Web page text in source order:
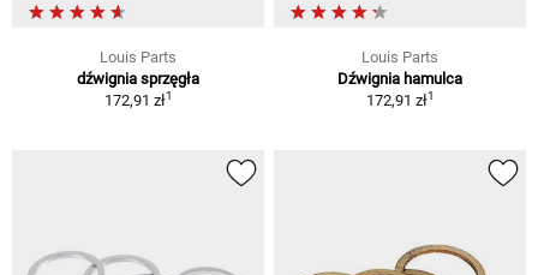
Louis Parts
dźwignia sprzęgła
172,91 zł1
Louis Parts
Dźwignia hamulca
172,91 zł1